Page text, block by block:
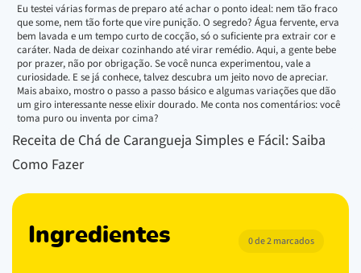
Eu testei várias formas de preparo até achar o ponto ideal: nem tão fraco
que some, nem tão forte que vire punição. O segredo? Água fervente, erva
bem lavada e um tempo curto de cocção, só o suficiente pra extrair cor e
caráter. Nada de deixar cozinhando até virar remédio. Aqui, a gente bebe
por prazer, não por obrigação. Se você nunca experimentou, vale a
curiosidade. E se já conhece, talvez descubra um jeito novo de apreciar.
Mais abaixo, mostro o passo a passo básico e algumas variações que dão
um giro interessante nesse elixir dourado. Me conta nos comentários: você
toma puro ou inventa por cima?
Receita de Chá de Carangueja Simples e Fácil: Saiba
Como Fazer
Ingredientes 0 de 2 marcados